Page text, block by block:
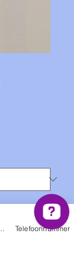
Telefoonnummer